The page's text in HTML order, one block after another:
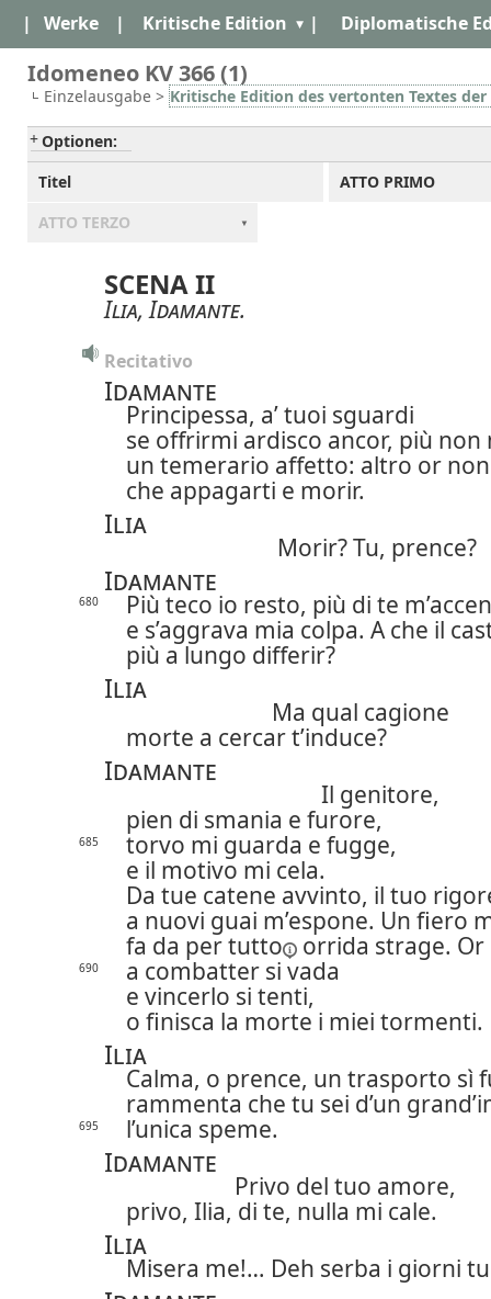
| Werke | Kritische Edition | Diplomatische
Idomeneo KV 366 (1)
Einzelausgabe > Kritische Edition des vertonten Textes
Optionen:
Titel
ATTO PRIMO
ATTO TERZO
SCENA II
Ilia,Idamante.
Recitativo
Idamante
Principessa, a’ tuoi sguardi
se offrirmi ardisco ancor, più non
un temerario affetto: altro or
che appagarti e morir.
Ilia
Morir? Tu, prence?
Idamante
680
Più teco io resto, più di te
e s’aggrava mia colpa. A che il
più a lungo differir?
Ilia
Ma qual cagione
morte a cercar t’induce?
Idamante
Il genitore,
pien di smania e furore,
685
torvo mi guarda e fugge,
e il motivo mi cela.
Da tue catene avvinto, il tuo
a nuovi guai m’espone. Un fiero
fa da per tutto orrida strage.
690
a combatter si vada
e vincerlo si tenti,
o finisca la morte i miei tormenti.
Ilia
Calma, o prence, un trasporto sì
rammenta che tu sei d’un
695 l’unica speme.
Idamante
Privo del tuo amore,
privo, Ilia, di te, nulla mi cale.
Ilia
Misera me!… Deh serba i giorni